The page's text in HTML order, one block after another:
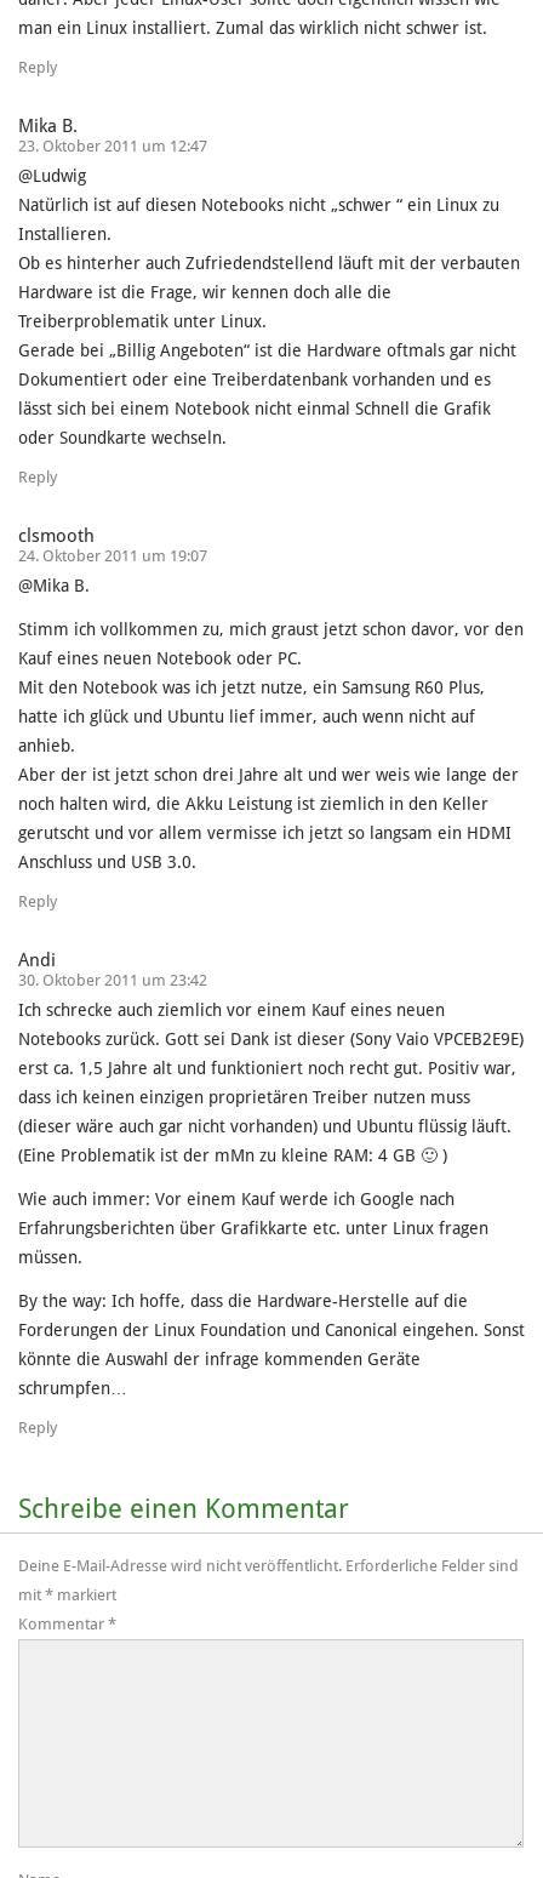
man ein Linux installiert. Zumal das wirklich nicht schwer ist.
Reply
Mika B.
23. Oktober 2011 um 12:47
@Ludwig
Natürlich ist auf diesen Notebooks nicht „schwer “ ein Linux zu
Installieren.
Ob es hinterher auch Zufriedendstellend läuft mit der verbauten
Hardware ist die Frage, wir kennen doch alle die
Treiberproblematik unter Linux.
Gerade bei „Billig Angeboten“ ist die Hardware oftmals gar nicht
Dokumentiert oder eine Treiberdatenbank vorhanden und es
lässt sich bei einem Notebook nicht einmal Schnell die Grafik
oder Soundkarte wechseln.
Reply
clsmooth
24. Oktober 2011 um 19:07
@Mika B.
Stimm ich vollkommen zu, mich graust jetzt schon davor, vor den
Kauf eines neuen Notebook oder PC.
Mit den Notebook was ich jetzt nutze, ein Samsung R60 Plus,
hatte ich glück und Ubuntu lief immer, auch wenn nicht auf
anhieb.
Aber der ist jetzt schon drei Jahre alt und wer weis wie lange der
noch halten wird, die Akku Leistung ist ziemlich in den Keller
gerutscht und vor allem vermisse ich jetzt so langsam ein HDMI
Anschluss und USB 3.0.
Reply
Andi
30. Oktober 2011 um 23:42
Ich schrecke auch ziemlich vor einem Kauf eines neuen
Notebooks zurück. Gott sei Dank ist dieser (Sony Vaio VPCEB2E9E)
erst ca. 1,5 Jahre alt und funktioniert noch recht gut. Positiv war,
dass ich keinen einzigen proprietären Treiber nutzen muss
(dieser wäre auch gar nicht vorhanden) und Ubuntu flüssig läuft.
(Eine Problematik ist der mMn zu kleine RAM: 4 GB 🙂 )
Wie auch immer: Vor einem Kauf werde ich Google nach
Erfahrungsberichten über Grafikkarte etc. unter Linux fragen
müssen.
By the way: Ich hoffe, dass die Hardware-Herstelle auf die
Forderungen der Linux Foundation und Canonical eingehen. Sonst
könnte die Auswahl der infrage kommenden Geräte
schrumpfen…
Reply
Schreibe einen Kommentar
Deine E-Mail-Adresse wird nicht veröffentlicht. Erforderliche Felder sind
mit * markiert
Kommentar *